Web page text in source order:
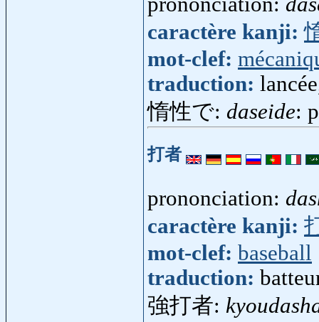
caractère kanji:
mot-clef:
traduction:
惰性で: daseide:
打者
prononciation:
caractère kanji:
mot-clef: baseball
traduction:
強打者: